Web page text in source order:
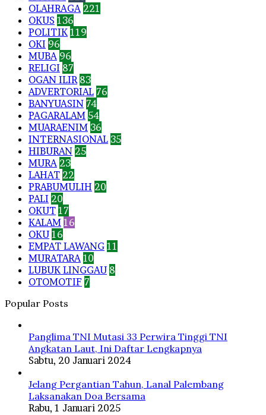
OLAHRAGA 221
OKUS 136
POLITIK 119
OKI 96
MUBA 96
RELIGI 87
OGAN ILIR 83
ADVERTORIAL 76
BANYUASIN 74
PAGARALAM 54
MUARAENIM 36
INTERNASIONAL 35
HIBURAN 25
MURA 23
LAHAT 22
PRABUMULIH 20
PALI 20
OKUT 17
KALAM 16
OKU 16
EMPAT LAWANG 11
MURATARA 10
LUBUK LINGGAU 8
OTOMOTIF 7
Popular Posts
Panglima TNI Mutasi 33 Perwira Tinggi TNI
Angkatan Laut, Ini Daftar Lengkapnya
Sabtu, 20 Januari 2024
Jelang Pergantian Tahun, Lanal Palembang
Laksanakan Doa Bersama
Rabu, 1 Januari 2025